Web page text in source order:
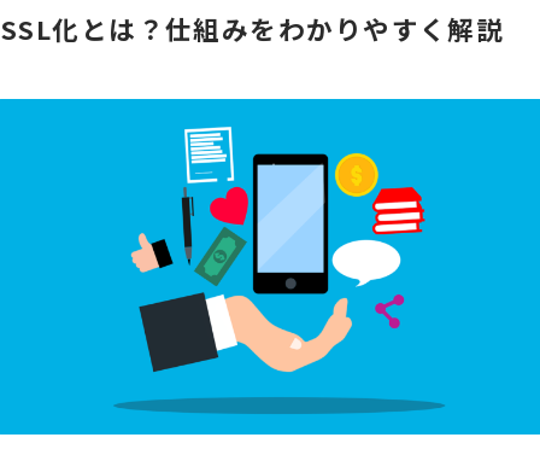
SSL化とは？仕組みをわかりやすく解説